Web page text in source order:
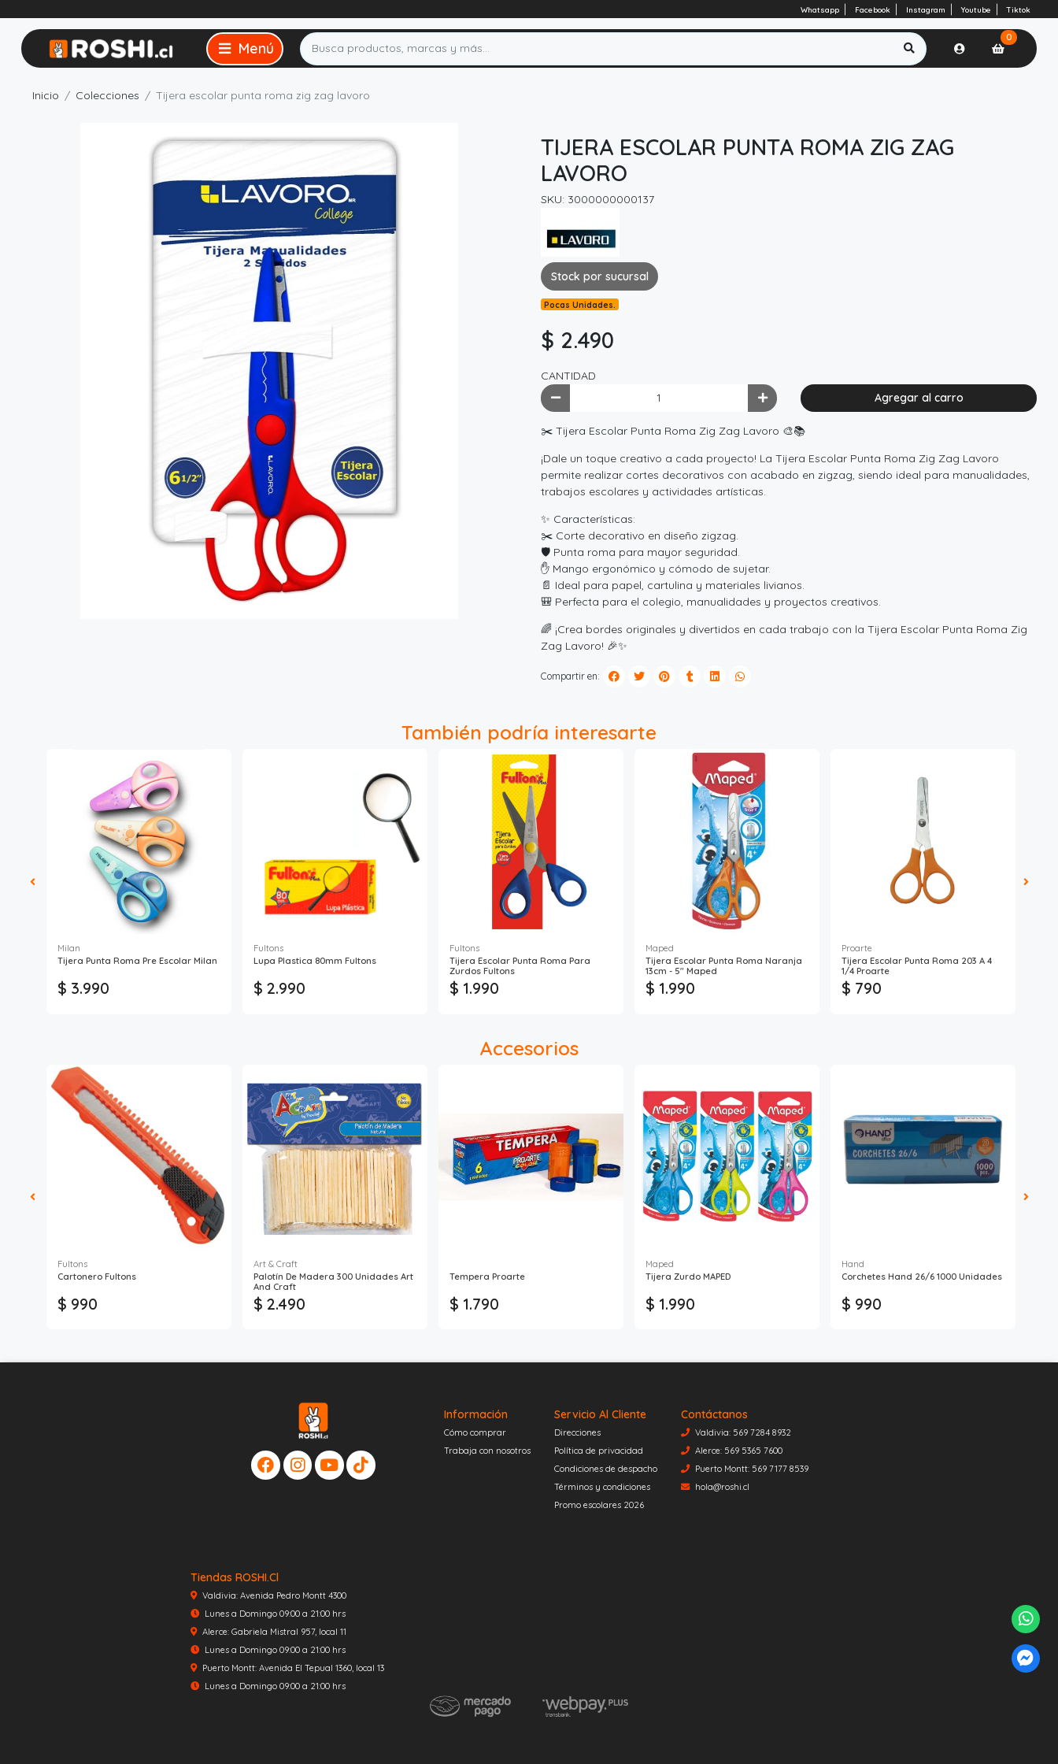
Whatsapp Facebook Instagram Youtube Tiktok
0
Inicio Colecciones Tijera escolar punta roma zig zag lavoro
TIJERA ESCOLAR PUNTA ROMA ZIG ZAG
LAVORO
SKU: 3000000000137
Stock por sucursal
Pocas Unidades.
$ 2.490
CANTIDAD
Agregar al carro
✂️ Tijera Escolar Punta Roma Zig Zag Lavoro 🎨📚
¡Dale un toque creativo a cada proyecto! La Tijera Escolar Punta Roma Zig Zag Lavoro
permite realizar cortes decorativos con acabado en zigzag, siendo ideal para manualidades,
trabajos escolares y actividades artísticas.
✨ Características:
✂️ Corte decorativo en diseño zigzag.
🛡️ Punta roma para mayor seguridad.
✋ Mango ergonómico y cómodo de sujetar.
📄 Ideal para papel, cartulina y materiales livianos.
🎒 Perfecta para el colegio, manualidades y proyectos creativos.
🌈 ¡Crea bordes originales y divertidos en cada trabajo con la Tijera Escolar Punta Roma Zig
Zag Lavoro! 🎉✨
Compartir en:
También podría interesarte
Milan
Tijera Punta Roma Pre Escolar Milan
$ 3.990
Fultons
Lupa Plastica 80mm Fultons
$ 2.990
Fultons
Tijera Escolar Punta Roma Para
Zurdos Fultons
$ 1.990
Maped
Tijera Escolar Punta Roma Naranja
13cm - 5" Maped
$ 1.990
Proarte
Tijera Escolar Punta Roma 203 A 4
1/4 Proarte
$ 790
Accesorios
Fultons
Cartonero Fultons
$ 990
Art & Craft
Palotín De Madera 300 Unidades Art
And Craft
$ 2.490
Tempera Proarte
$ 1.790
Maped
Tijera Zurdo MAPED
$ 1.990
Hand
Corchetes Hand 26/6 1000 Unidades
$ 990
Información
Cómo comprar
Trabaja con nosotros
Servicio Al Cliente
Direcciones
Política de privacidad
Condiciones de despacho
Términos y condiciones
Promo escolares 2026
Contáctanos
Valdivia: 569 7284 8932
Alerce: 569 5365 7600
Puerto Montt: 569 7177 8539
hola@roshi.cl
Tiendas ROSHI.cl
Valdivia: Avenida Pedro Montt 4300
Lunes a Domingo 09:00 a 21:00 hrs
Alerce: Gabriela Mistral 957, local 11
Lunes a Domingo 09:00 a 21:00 hrs
Puerto Montt: Avenida El Tepual 1360, local 13
Lunes a Domingo 09:00 a 21:00 hrs